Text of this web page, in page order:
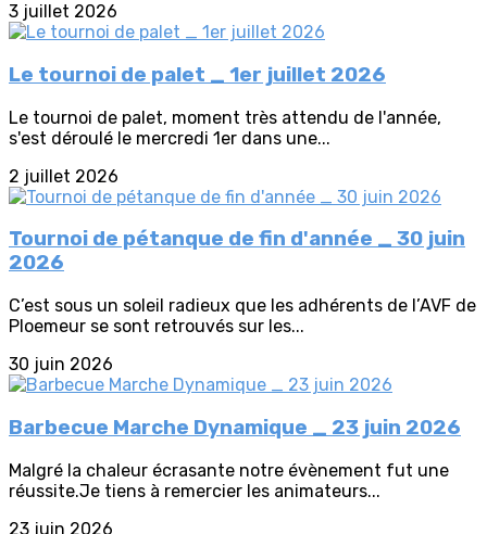
3 juillet 2026
Le tournoi de palet _ 1er juillet 2026
Le tournoi de palet, moment très attendu de l'année,
s'est déroulé le mercredi 1er dans une...
2 juillet 2026
Tournoi de pétanque de fin d'année _ 30 juin
2026
C’est sous un soleil radieux que les adhérents de l’AVF de
Ploemeur se sont retrouvés sur les...
30 juin 2026
Barbecue Marche Dynamique _ 23 juin 2026
Malgré la chaleur écrasante notre évènement fut une
réussite.Je tiens à remercier les animateurs...
23 juin 2026